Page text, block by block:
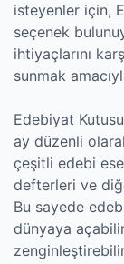
isteyenler için,
seçenek
ihtiyaçlarını
sunmak
Edebiyat
ay düzenli
çeşitli edebi
defterleri ve
Bu sayede
dünyaya